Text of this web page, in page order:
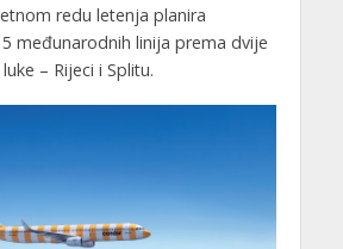
redu letenja planira
međunarodnih linija prema dvije
– Rijeci i Splitu.